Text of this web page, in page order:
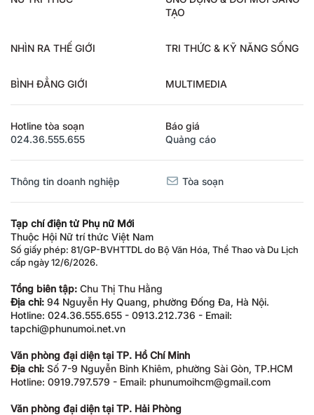
TẠO
NHÌN RA THẾ GIỚI TRI THỨC & KỸ NĂNG SỐNG
BÌNH ĐẲNG GIỚI MULTIMEDIA
Hotline tòa soạn
024.36.555.655
Báo giá
Quảng cáo
Thông tin doanh nghiệp Tòa soạn
Tạp chí điện tử Phụ nữ Mới
Thuộc Hội Nữ trí thức Việt Nam
Số giấy phép: 81/GP-BVHTTDL do Bộ Văn Hóa, Thể Thao và Du Lịch
cấp ngày 12/6/2026.
Tổng biên tập: Chu Thị Thu Hằng
Địa chỉ: 94 Nguyễn Hy Quang, phường Đống Đa, Hà Nội.
Hotline: 024.36.555.655 - 0913.212.736 - Email:
tapchi@phunumoi.net.vn
Văn phòng đại diện tại TP. Hồ Chí Minh
Địa chỉ: Số 7-9 Nguyễn Bỉnh Khiêm, phường Sài Gòn, TP.HCM
Hotline: 0919.797.579 - Email: phunumoihcm@gmail.com
Văn phòng đại diện tại TP. Hải Phòng